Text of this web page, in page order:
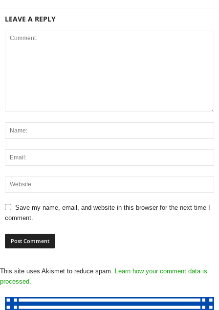
LEAVE A REPLY
Save my name, email, and website in this browser for the next time I
comment.
This site uses Akismet to reduce spam. Learn how your comment data is
processed.